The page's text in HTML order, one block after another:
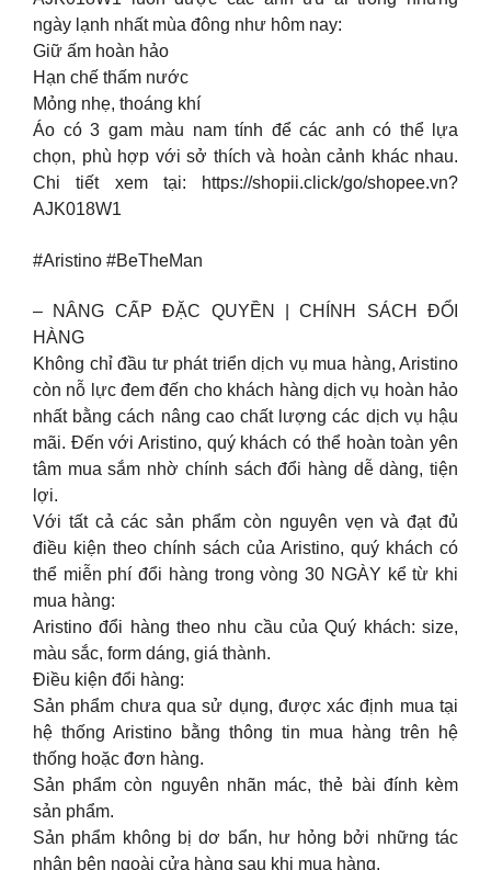
ngày lạnh nhất mùa đông như hôm nay:
Giữ ấm hoàn hảo
Hạn chế thấm nước
Mỏng nhẹ, thoáng khí
Áo có 3 gam màu nam tính để các anh có thể lựa
chọn, phù hợp với sở thích và hoàn cảnh khác nhau.
Chi tiết xem tại: https://shopii.click/go/shopee.vn?
AJK018W1
#Aristino #BeTheMan
– NÂNG CẤP ĐẶC QUYỀN | CHÍNH SÁCH ĐỔI
HÀNG
Không chỉ đầu tư phát triển dịch vụ mua hàng, Aristino
còn nỗ lực đem đến cho khách hàng dịch vụ hoàn hảo
nhất bằng cách nâng cao chất lượng các dịch vụ hậu
mãi. Đến với Aristino, quý khách có thể hoàn toàn yên
tâm mua sắm nhờ chính sách đổi hàng dễ dàng, tiện
lợi.
Với tất cả các sản phẩm còn nguyên vẹn và đạt đủ
điều kiện theo chính sách của Aristino, quý khách có
thể miễn phí đổi hàng trong vòng 30 NGÀY kể từ khi
mua hàng:
Aristino đổi hàng theo nhu cầu của Quý khách: size,
màu sắc, form dáng, giá thành.
Điều kiện đổi hàng:
Sản phẩm chưa qua sử dụng, được xác định mua tại
hệ thống Aristino bằng thông tin mua hàng trên hệ
thống hoặc đơn hàng.
Sản phẩm còn nguyên nhãn mác, thẻ bài đính kèm
sản phẩm.
Sản phẩm không bị dơ bẩn, hư hỏng bởi những tác
nhân bên ngoài cửa hàng sau khi mua hàng.